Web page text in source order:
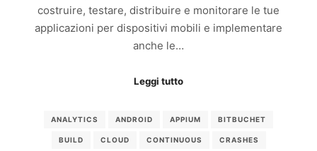
costruire, testare, distribuire e monitorare le tue
applicazioni per dispositivi mobili e implementare
anche le…
Leggi tutto
ANALYTICS ANDROID APPIUM BITBUCHET
BUILD CLOUD CONTINUOUS CRASHES